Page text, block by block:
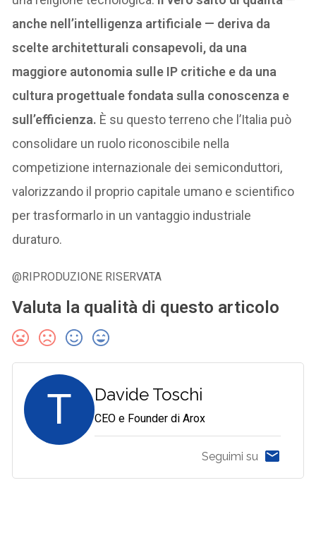
anche nell’intelligenza artificiale — deriva da
scelte architetturali consapevoli, da una
maggiore autonomia sulle IP critiche e da una
cultura progettuale fondata sulla conoscenza e
sull’efficienza. È su questo terreno che l’Italia può
consolidare un ruolo riconoscibile nella
competizione internazionale dei semiconduttori,
valorizzando il proprio capitale umano e scientifico
per trasformarlo in un vantaggio industriale
duraturo.
@RIPRODUZIONE RISERVATA
Valuta la qualità di questo articolo
T Davide Toschi
CEO e Founder di Arox
Seguimi su